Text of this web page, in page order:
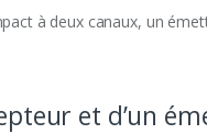
à deux canaux, un
et d’un